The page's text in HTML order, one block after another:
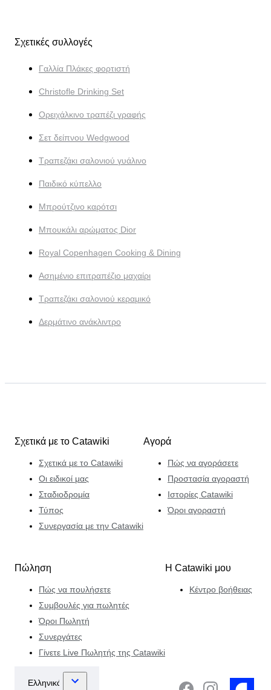
Σχετικές συλλογές
Γαλλία Πλάκες φορτιστή
Christofle Drinking Set
Ορειχάλκινο τραπέζι γραφής
Σετ δείπνου Wedgwood
Τραπεζάκι σαλονιού γυάλινο
Παιδικό κύπελλο
Μπρούτζινο καρότσι
Μπουκάλι αρώματος Dior
Royal Copenhagen Cooking & Dining
Ασημένιο επιτραπέζιο μαχαίρι
Τραπεζάκι σαλονιού κεραμικό
Δερμάτινο ανάκλιντρο
Σχετικά με το Catawiki
Σχετικά με το Catawiki
Οι ειδικοί μας
Σταδιοδρομία
Τύπος
Συνεργασία με την Catawiki
Αγορά
Πώς να αγοράσετε
Προστασία αγοραστή
Ιστορίες Catawiki
Όροι αγοραστή
Πώληση
Πώς να πουλήσετε
Συμβουλές για πωλητές
Όροι Πωλητή
Συνεργάτες
Γίνετε Live Πωλητής της Catawiki
Η Catawiki μου
Κέντρο βοήθειας